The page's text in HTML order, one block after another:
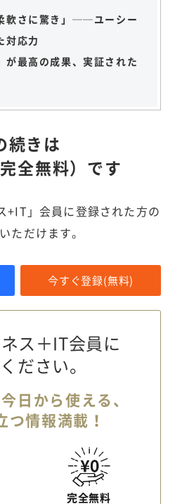
軟さに驚き」──ユーシー
対応力
が最高の成果、実証された
続きは
全無料）です
+IT」会員に登録された方の
ただけます。
今すぐ登録(無料)
ス＋IT会員に
ださい。
日から使える、
つ情報満載！
完全無料